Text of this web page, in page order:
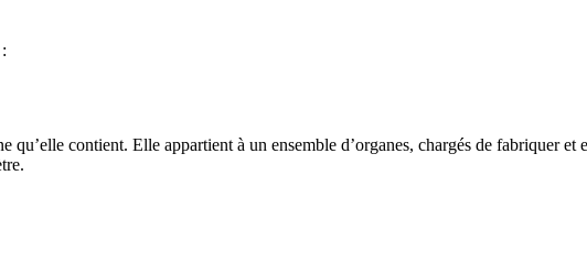
contient. Elle appartient à un ensemble d’organes, chargés de fabriquer et